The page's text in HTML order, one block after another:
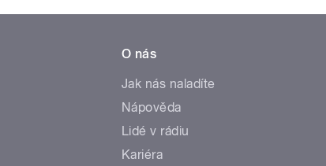
O nás
Jak nás naladíte
Nápověda
Lidé v rádiu
Kariéra